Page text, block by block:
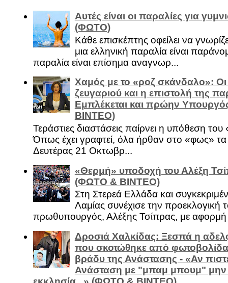
Αυτές είναι οι παραλίες για
(ΦΩΤΟ)
Κάθε επισκέπτης οφείλει να
μια ελληνική παραλία είναι
παραλία είναι επίσημα αναγνωρ...
Χαμός με το «ροζ σκάνδαλο»: Οι
ζευγαριού και η επιστολή της
Εμπλέκεται και πρώην
ΒΙΝΤΕΟ)
Τεράστιες διαστάσεις παίρνει η υπόθεση
Όπως έχει γραφτεί, όλα ήρθαν στο «φως»
Δευτέρας 21 Οκτωβρ...
«Θερμή» υποδοχή του Αλέξη
(ΦΩΤΟ & ΒΙΝΤΕΟ)
Στη Στερεά Ελλάδα και
Λαμίας συνέχισε την προεκλογική
πρωθυπουργός, Αλέξης Τσίπρας, με αφορμή
Δροσιά Χαλκίδας: Ξεσπά η
που σκοτώθηκε από φωτοβολίδα
βράδυ της Ανάστασης - «Αν
Ανάσταση με "μπαμ μπουμ" μην